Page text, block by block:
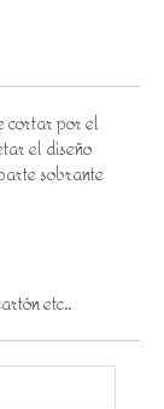
cortar por el
el diseño
sobrante
etc..